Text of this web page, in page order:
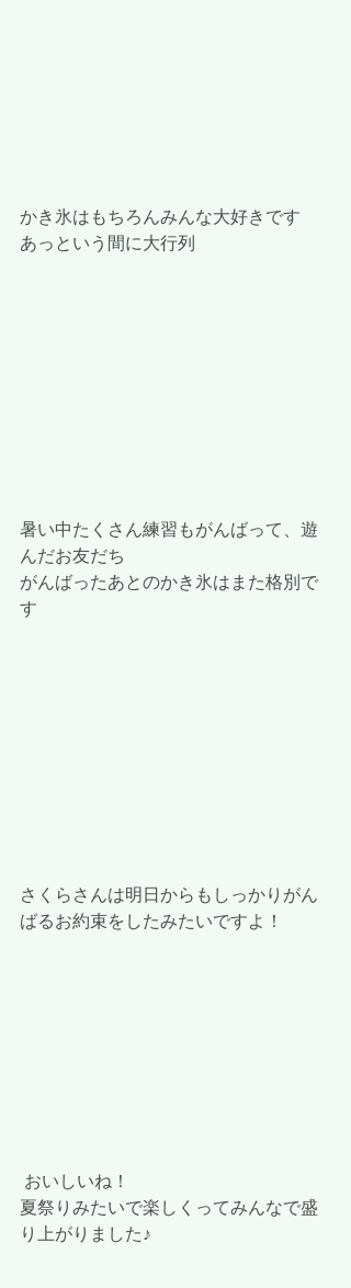
かき氷はもちろんみんな大好きです
あっという間に大行列
暑い中たくさん練習もがんばって、遊
んだお友だち
がんばったあとのかき氷はまた格別で
す
さくらさんは明日からもしっかりがん
ばるお約束をしたみたいですよ！
おいしいね！
夏祭りみたいで楽しくってみんなで盛
り上がりました♪